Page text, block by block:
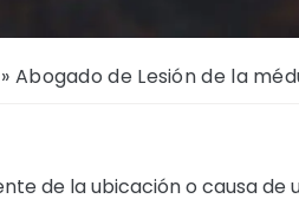
» Abogado de Lesión de la
de la ubicación o causa de